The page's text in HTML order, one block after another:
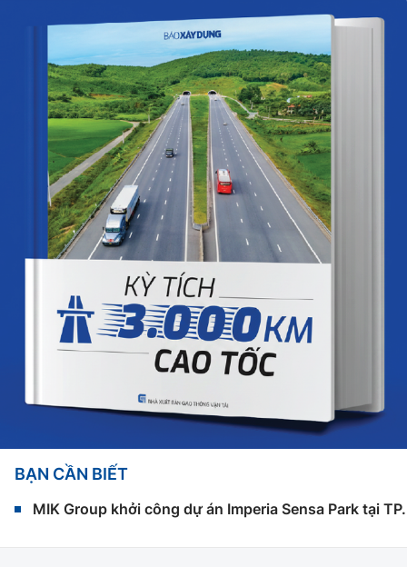
BẠN CẦN BIẾT
MIK Group khởi công dự án Imperia Sensa Park tại